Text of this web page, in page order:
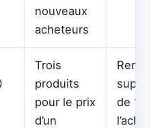
nouveaux
acheteurs
Trois
produits
pour le prix
d’un
de 1